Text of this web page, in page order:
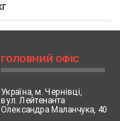
ГОЛОВНИЙ ОФІС
Україна, м. Чернівці,
вул. Лейтенанта
Олександра Маланчука, 40